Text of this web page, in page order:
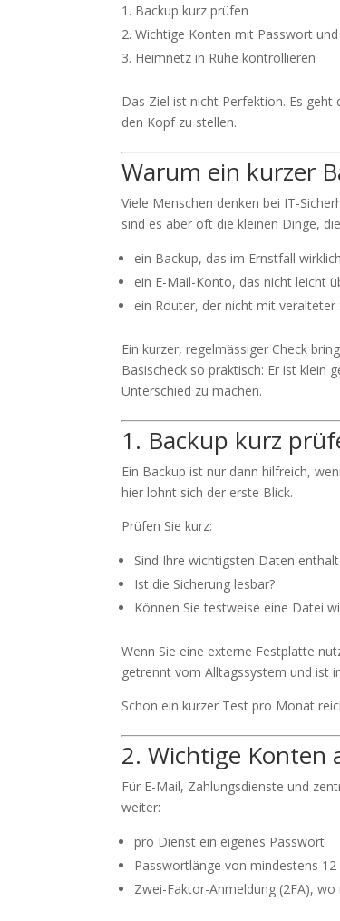
Backup kurz prüfen
Wichtige Konten mit Passwort
Heimnetz in Ruhe kontrollieren
Das Ziel ist nicht Perfektion. Es
den Kopf zu stellen.
Warum ein kurzer
Viele Menschen denken bei IT-
sind es aber oft die kleinen Dinge,
ein Backup, das im Ernstfall
ein E-Mail-Konto, das nicht leicht
ein Router, der nicht mit
Ein kurzer, regelmässiger Check
Basischeck so praktisch: Er ist klein
Unterschied zu machen.
1. Backup kurz
Ein Backup ist nur dann hilfreich,
hier lohnt sich der erste Blick.
Prüfen Sie kurz:
Sind Ihre wichtigsten Daten
Ist die Sicherung lesbar?
Können Sie testweise eine Datei
Wenn Sie eine externe Festplatte
getrennt vom Alltagssystem und ist
Schon ein kurzer Test pro Monat
2. Wichtige Konten
Für E-Mail, Zahlungsdienste und
weiter:
pro Dienst ein eigenes Passwort
Passwortlänge von mindestens 12
Zwei-Faktor-Anmeldung (2FA), wo